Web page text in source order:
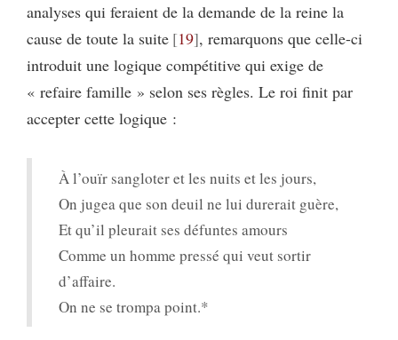
analyses qui feraient de la demande de la reine la
cause de toute la suite 19 , remarquons que celle-ci
introduit une logique compétitive qui exige de
« refaire famille » selon ses règles. Le roi finit par
accepter cette logique :
À l’ouïr sangloter et les nuits et les jours,
On jugea que son deuil ne lui durerait guère,
Et qu’il pleurait ses défuntes amours
Comme un homme pressé qui veut sortir
d’affaire.
On ne se trompa point.*